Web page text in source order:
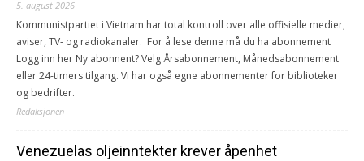
5. august 2026
Kommunistpartiet i Vietnam har total kontroll over alle offisielle medier,
aviser, TV- og radiokanaler. For å lese denne må du ha abonnement
Logg inn her Ny abonnent? Velg Årsabonnement, Månedsabonnement
eller 24-timers tilgang. Vi har også egne abonnementer for biblioteker
og bedrifter.
Redaksjonen
Venezuelas oljeinntekter krever åpenhet